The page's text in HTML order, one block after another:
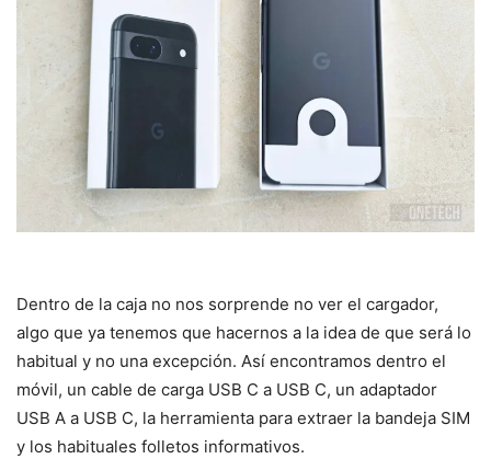
Dentro de la caja no nos sorprende no ver el cargador,
algo que ya tenemos que hacernos a la idea de que será lo
habitual y no una excepción. Así encontramos dentro el
móvil, un cable de carga USB C a USB C, un adaptador
USB A a USB C, la herramienta para extraer la bandeja SIM
y los habituales folletos informativos.